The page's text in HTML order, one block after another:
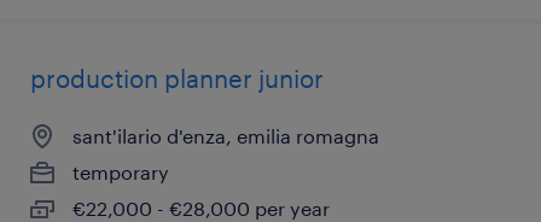
production planner junior
sant'ilario d'enza, emilia romagna
temporary
€22,000 - €28,000 per year